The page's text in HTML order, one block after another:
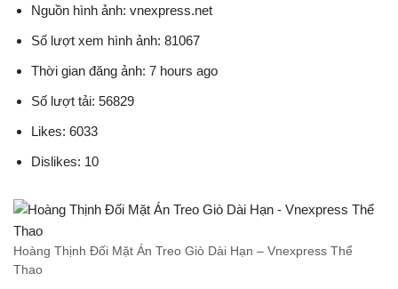
Nguồn hình ảnh: vnexpress.net
Số lượt xem hình ảnh: 81067
Thời gian đăng ảnh: 7 hours ago
Số lượt tải: 56829
Likes: 6033
Dislikes: 10
Hoàng Thịnh Đối Mặt Án Treo Giò Dài Hạn – Vnexpress Thể
Thao